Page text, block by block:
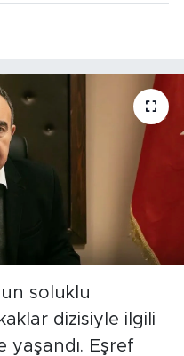
soluklu
dizisiyle ilgili
yaşandı. Eşref